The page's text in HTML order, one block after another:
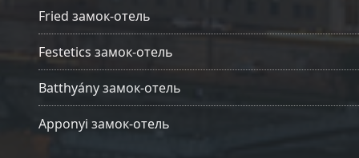
Fried замок-отель
Festetics замок-отель
Batthyány замок-отель
Apponyi замок-отель